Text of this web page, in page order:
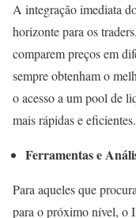
A integração imediata
horizonte para os
comparem preços em
sempre obtenham o
o acesso a um pool de
mais rápidas e eficientes.
Ferramentas e
Para aqueles que
para o próximo nível, o